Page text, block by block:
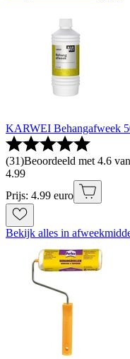
KARWEI Behangafweek
(31)Beoordeeld met 4.6
4.99
Prijs: 4.99 euro
Bekijk alles in